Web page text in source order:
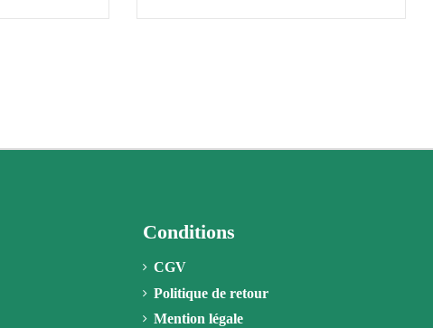
Conditions
CGV
Politique de retour
Mention légale